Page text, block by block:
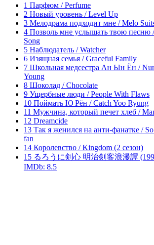
1 Парфюм / Perfume
2 Новый уровень / Level Up
3 Мелодрама подходит мне / Melo
4 Позволь мне услышать твою песню
Song
5 Наблюдатель / Watcher
6 Изящная семья / Graceful Family
7 Школьная медсестра Ан Ын Ён /
Young
8 Шоколад / Chocolate
9 Ущербные люди / People With Flaws
10 Поймать Ю Рён / Catch Yoo Ryung
11 Мужчина, который печет хлеб /
12 Dreamcide
13 Так я женился на анти-фанатке /
fan
14 Королевство / Kingdom (2 сезон)
15 るろうに剣心 明治剣客浪漫譚
IMDb: 8.5